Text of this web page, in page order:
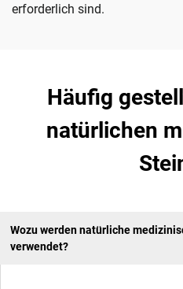
erforderlich sind.
Häufig
natürlichen
Wozu werden natürliche
verwendet?